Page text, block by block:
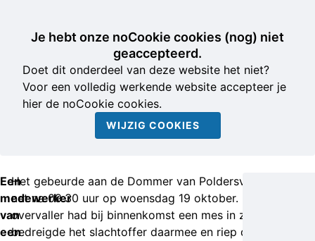
Je hebt onze noCookie cookies (nog) niet
geaccepteerd.
Doet dit onderdeel van deze website het niet?
Voor een volledig werkende website accepteer je
hier de noCookie cookies.
WIJZIG COOKIES
Een
medewerker
van
een
Het gebeurde aan de Dommer van Poldersveldtweg,
net na 09.30 uur op woensdag 19 oktober. De
overvaller had bij binnenkomst een mes in zijn hand,
bedreigde het slachtoffer daarmee en riep dat de